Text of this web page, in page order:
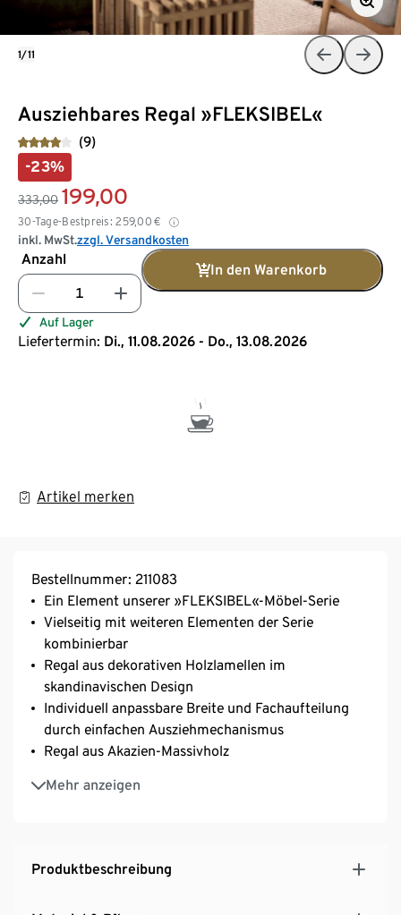
Ausziehbares Regal »FLEKSIBEL«
(9)
-23%
333,00 199,00
30-Tage-Bestpreis: 259,00 €
inkl. MwSt.zzgl. Versandkosten
Anzahl
In den Warenkorb
Auf Lager
Liefertermin: Di., 11.08.2026 - Do., 13.08.2026
Artikel merken
1/11
Bestellnummer: 211083
Ein Element unserer »FLEKSIBEL«-Möbel-Serie
Vielseitig mit weiteren Elementen der Serie
kombinierbar
Regal aus dekorativen Holzlamellen im
skandinavischen Design
Individuell anpassbare Breite und Fachaufteilung
durch einfachen Ausziehmechanismus
Regal aus Akazien-Massivholz
Mehr anzeigen
Mit festen Einlegeböden zur optimalen
Aufbewahrung von Büchern, Deko oder Pflanzen
Produktbeschreibung